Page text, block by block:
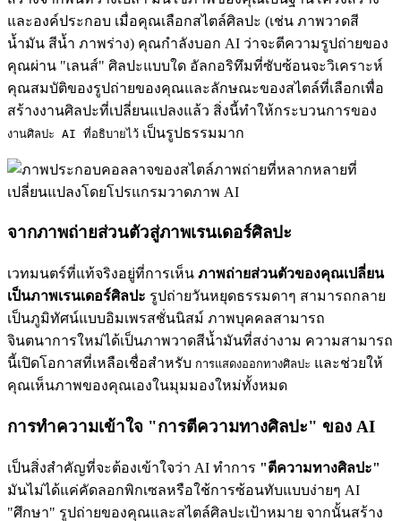
และองค์ประกอบ เมื่อคุณเลือกสไตล์ศิลปะ (เช่น ภาพวาดสี
น้ำมัน สีน้ำ ภาพร่าง) คุณกำลังบอก AI ว่าจะตีความรูปถ่ายของ
คุณผ่าน "เลนส์" ศิลปะแบบใด อัลกอริทึมที่ซับซ้อนจะวิเคราะห์
คุณสมบัติของรูปถ่ายของคุณและลักษณะของสไตล์ที่เลือกเพื่อ
สร้างงานศิลปะที่เปลี่ยนแปลงแล้ว สิ่งนี้ทำให้กระบวนการของ
งานศิลปะ AI ที่อธิบายไว้ เป็นรูปธรรมมาก
จากภาพถ่ายส่วนตัวสู่ภาพเรนเดอร์ศิลปะ
เวทมนตร์ที่แท้จริงอยู่ที่การเห็น ภาพถ่ายส่วนตัวของคุณเปลี่ยน
เป็นภาพเรนเดอร์ศิลปะ รูปถ่ายวันหยุดธรรมดาๆ สามารถกลาย
เป็นภูมิทัศน์แบบอิมเพรสชั่นนิสม์ ภาพบุคคลสามารถ
จินตนาการใหม่ได้เป็นภาพวาดสีน้ำมันที่สง่างาม ความสามารถ
นี้เปิดโอกาสที่เหลือเชื่อสำหรับ การแสดงออกทางศิลปะ และช่วยให้
คุณเห็นภาพของคุณเองในมุมมองใหม่ทั้งหมด
การทำความเข้าใจ "การตีความทางศิลปะ" ของ AI
เป็นสิ่งสำคัญที่จะต้องเข้าใจว่า AI ทำการ "ตีความทางศิลปะ"
มันไม่ได้แค่คัดลอกพิกเซลหรือใช้การซ้อนทับแบบง่ายๆ AI
"ศึกษา" รูปถ่ายของคุณและสไตล์ศิลปะเป้าหมาย จากนั้นสร้าง